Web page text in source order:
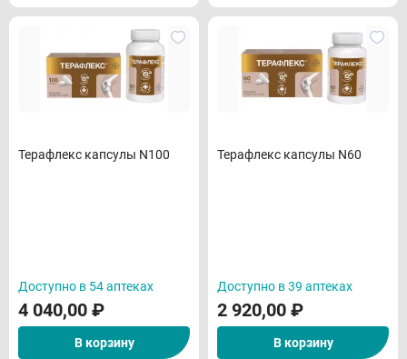
Терафлекс капсулы N100
Доступно в 54 аптеках
4 040,00 ₽
В корзину
Терафлекс капсулы N60
Доступно в 39 аптеках
2 920,00 ₽
В корзину